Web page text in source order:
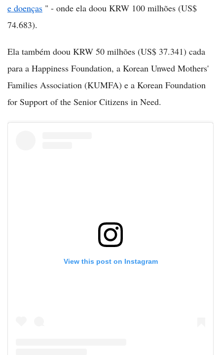
e doenças " - onde ela doou KRW 100 milhões (US$
74.683).
Ela também doou KRW 50 milhões (US$ 37.341) cada
para a Happiness Foundation, a Korean Unwed Mothers'
Families Association (KUMFA) e a Korean Foundation
for Support of the Senior Citizens in Need.
View this post on Instagram